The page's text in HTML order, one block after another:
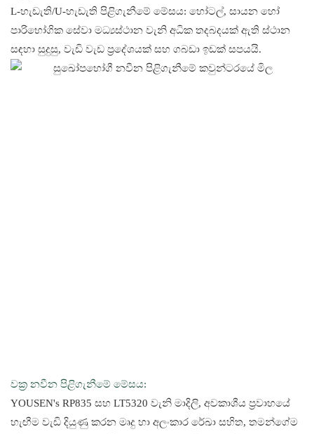
L-හැඩැති/U-හැඩැති පිළිගැනීමේ මේසය: හෝටල්, සායන හෝ
පාරිභෝගික සේවා මධ්‍යස්ථාන වැනි අධික තදබදයක් ඇති ස්ථාන
සඳහා සුදුසු, වැඩි වැඩ ප්‍රදේශයක් සහ ගබඩා ඉඩක් සපයයි.
වක්‍ර නවීන පිළිගැනීමේ මේසය:
YOUSEN's RP835 සහ LT5320 වැනි මාදිලි, අවකාශීය ප්‍රවාහයේ
හැඟීම වැඩි දියුණු කරන මෘදු හා අලංකාර රේඛා සහිත, තමන්ගේම